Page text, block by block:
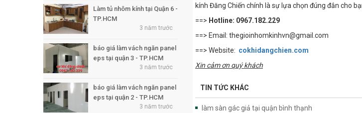
Làm tủ nhôm kính tại Quận 6 -
TP.HCM
3 năm trước
báo giá làm vách ngăn panel
eps tại quận 3 - TP.HCM
3 năm trước
báo giá làm vách ngăn panel
eps tại quận 2 - TP.HCM
3 năm trước
kính Đăng Chiến chính là sự lựa chọn đúng đắn cho
==> Hotline: 0967.182.229
==> Email: thegioinhomkinhvn@gmail.com
==> Website: cokhidangchien.com
Xin cảm ơn quý khách
TIN TỨC KHÁC
làm sàn gác giả tại quận bình thạnh